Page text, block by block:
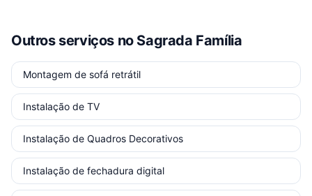
Outros serviços no Sagrada Família
Montagem de sofá retrátil
Instalação de TV
Instalação de Quadros Decorativos
Instalação de fechadura digital